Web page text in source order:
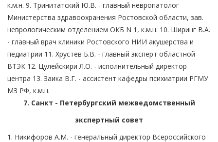
к.м.н. 9. Тринитатский Ю.В. - главный невропатолог
Министерства здравоохранения Ростовской области, зав.
неврологическим отделением ОКБ N 1, к.м.н. 10. Ширинг В.А.
- главный врач клиники Ростовского НИИ акушерства и
педиатрии 11. Хрустев Б.В. - главный эксперт областной
ВТЭК 12. Цулейскири Л.О. - исполнительный директор
центра 13. Заика В.Г. - ассистент кафедры психиатрии РГМУ
МЗ РФ, к.м.н.
7. Санкт - Петербургский межведомственный
экспертный совет
1. Никифоров А.М. - генеральный директор Всероссийского